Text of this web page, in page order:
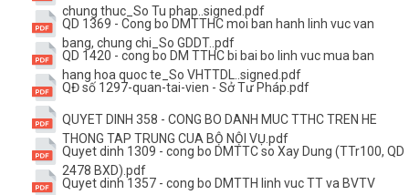
chung thuc_So Tu phap..signed.pdf
QD 1369 - Cong bo DMTTHC moi ban hanh linh vuc van
bang, chung chi_So GDDT..pdf
QD 1420 - cong bo DM TTHC bi bai bo linh vuc mua ban
hang hoa quoc te_So VHTTDL..signed.pdf
QĐ số 1297-quan-tai-vien - Sở Tư Pháp.pdf
QUYET DINH 358 - CONG BO DANH MUC TTHC TREN HE
THONG TAP TRUNG CUA BỘ NỘI VỤ.pdf
Quyet dinh 1309 - cong bo DMTTC so Xay Dung (TTr100, QD
2478 BXD).pdf
Quyet dinh 1357 - cong bo DMTTH linh vuc TT va BVTV